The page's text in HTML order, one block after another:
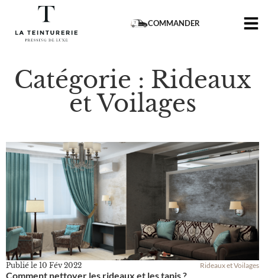
COMMANDER
Catégorie : Rideaux
et Voilages
Publié le 10 Fév 2022 Rideaux et Voilages
Comment nettoyer les rideaux et les tapis ?